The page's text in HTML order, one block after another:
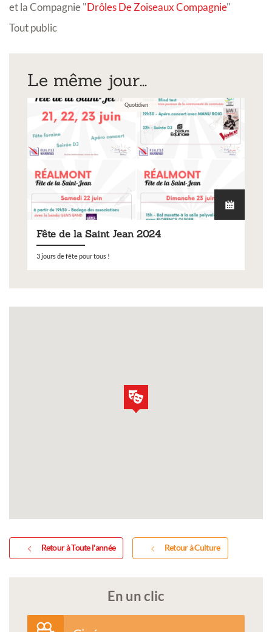
et la Compagnie "Drôles De Zoiseaux Compagnie"
Tout public
Le même jour...
Quotidien
Fête de la Saint Jean 2024
3 jours de fête pour tous !
Retour à Toute l'année Retour à Culture
En un clic